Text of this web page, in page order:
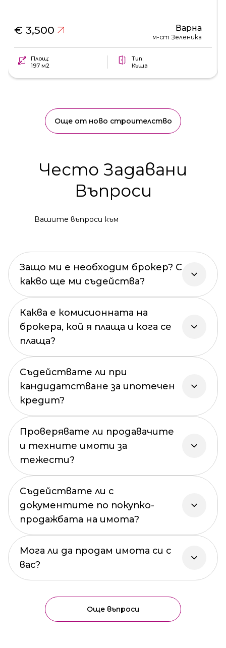
€ 3,500 Варна
м-ст Зеленика
Площ:
197 м2
Тип:
Къща
Още от ново строителство
Често Задавани
Въпроси
Вашите въпроси към
Защо ми е необходим брокер? С
какво ще ми съдейства?
Каква е комисионната на
брокера, кой я плаща и кога се
плаща?
Съдействате ли при
кандидатстване за ипотечен
кредит?
Проверявате ли продавачите
и техните имоти за
тежести?
Съдействате ли с
документите по покупко-
продажбата на имота?
Мога ли да продам имота си с
вас?
Още въпроси